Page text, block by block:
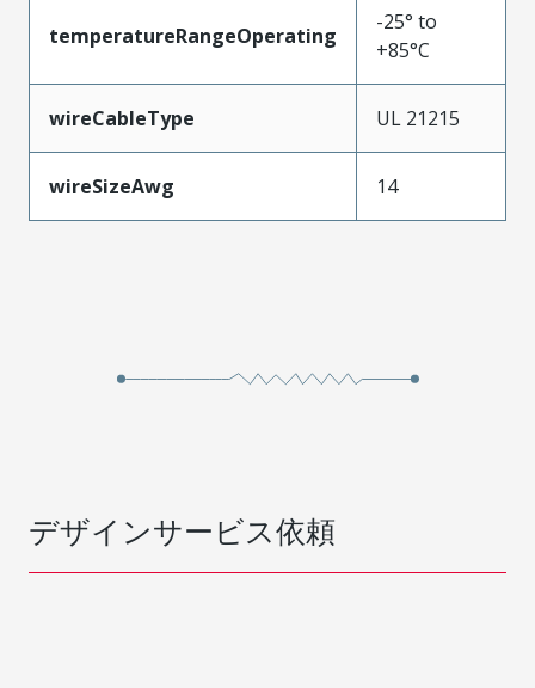
temperatureRangeOperating
-25° to
+85°C
wireCableType UL 21215
wireSizeAwg 14
デザインサービス依頼